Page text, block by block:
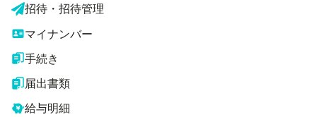
招待・招待管理
マイナンバー
手続き
届出書類
給与明細